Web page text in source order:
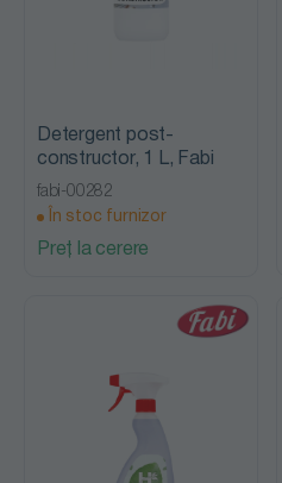
Detergent post-
constructor, 1 L, Fabi
fabi-00282
În stoc furnizor
Preț la cerere